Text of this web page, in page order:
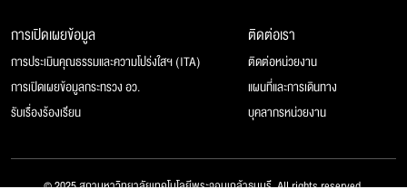
การเปิดเผยข้อมูล
การประเมินคุณธรรมและความโปร่งใสฯ (ITA)
การเปิดเผยข้อมูลกระทรวง อว.
รับเรื่องร้องเรียน
ติดต่อเรา
ติดต่อหน่วยงาน
แผนที่และการเดินทาง
บุคลากรหน่วยงาน